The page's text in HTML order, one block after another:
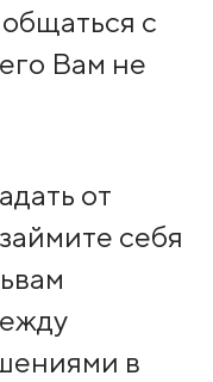
с
Вам не
от
себя
в